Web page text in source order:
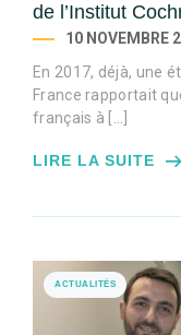
de l’Institut
10 NOVEMBRE
En 2017, déjà, une
France rapportait
français à […]
LIRE LA SUITE
ACTUALITÉS